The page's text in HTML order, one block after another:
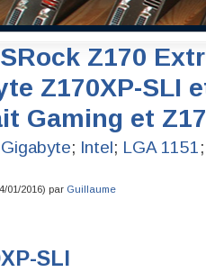
Z170
Z170XP-SLI
Gaming et
Gigabyte; Intel; LGA 1151
01/2016) par Guillaume
SLI